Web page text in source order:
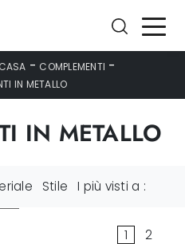
- COMPLEMENTI -
IN METALLO
IN METALLO
Stile I più visti a :
1 2